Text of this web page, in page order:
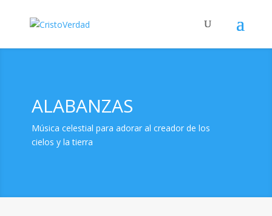
ALABANZAS
Música celestial para adorar al creador de los
cielos y la tierra